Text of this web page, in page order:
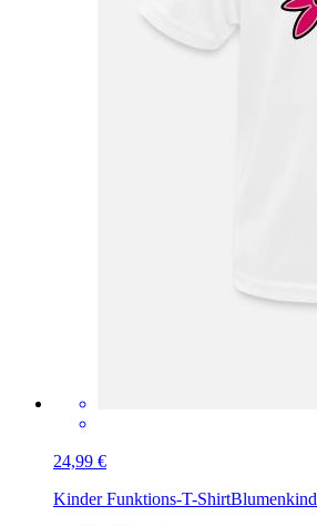
24,99 €
Kinder Funktions-T-ShirtBlumenkind